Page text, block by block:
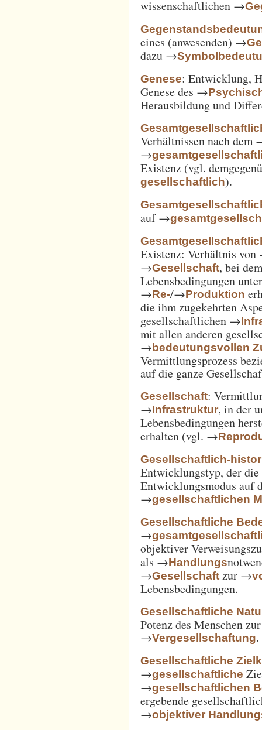
wissenschaftlichen →
eines (anwesenden) →
dazu →
Genese: Entwicklung,
Genese des →
Herausbildung und
Verhältnissen nach dem
→
Existenz (vgl.
gesellschaftlich).
auf →
Existenz: Verhältnis
→Gesellschaft, bei
Lebensbedingungen
→Re-/→Produktion
die ihm zugekehrten
gesellschaftlichen →
mit allen anderen
→bedeutungsvollen
Vermittlungsprozess
auf die ganze
Gesellschaft:
→Infrastruktur, in der
Lebensbedingungen
erhalten (vgl. →
Gesellschaftlich-
Entwicklungstyp, der
Entwicklungsmodus auf
→gesellschaftlichen
Gesellschaftliche
→
objektiver
als →Handlungs
→Gesellschaft zur →
Lebensbedingungen.
Gesellschaftliche
Potenz des Menschen
→Vergesellschaftung.
Gesellschaftliche
→gesellschaftliche
→gesellschaftlichen
ergebende
→objektiver